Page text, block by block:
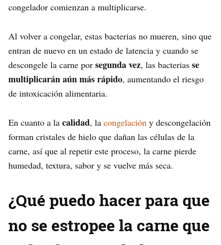
congelador comienzan a multiplicarse.
Al volver a congelar, estas bacterias no mueren, sino que
entran de nuevo en un estado de latencia y cuando se
descongele la carne por segunda vez, las bacterias se
multiplicarán aún más rápido, aumentando el riesgo
de intoxicación alimentaria.
En cuanto a la calidad, la congelación y descongelación
forman cristales de hielo que dañan las células de la
carne, así que al repetir este proceso, la carne pierde
humedad, textura, sabor y se vuelve más seca.
¿Qué puedo hacer para que
no se estropee la carne que